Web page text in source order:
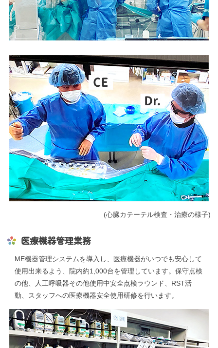
(心臓カテーテル検査・治療の様子)
医療機器管理業務
ME機器管理システムを導入し、医療機器がいつでも安心して
使用出来るよう、院内約1,000台を管理しています。保守点検
の他、人工呼吸器その他使用中安全点検ラウンド、RST活
動、スタッフへの医療機器安全使用研修を行います。